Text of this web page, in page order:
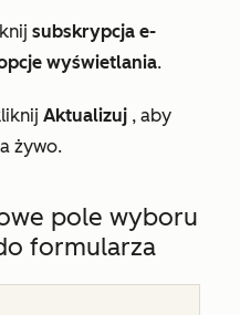
subskrypcja e-
wyświetlania.
Aktualizuj , aby
żywo.
pole wyboru
formularza